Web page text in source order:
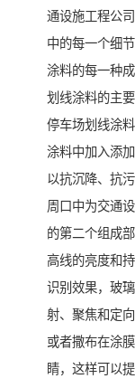
通设施工程公
中的每一个细
涂料的每一种
划线涂料的主
停车场划线涂
涂料中加入添
以抗沉降、抗
周口中为交通
的第二个组成
高线的亮度和
识别效果，玻
射、聚焦和定
或者撒布在涂
睛，这样可以